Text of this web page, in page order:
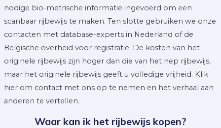
nodige bio-metrische informatie ingevoerd om een
scanbaar rijbewijs te maken. Ten slotte gebruiken we onze
contacten met database-experts in Nederland of de
Belgische overheid voor registratie. De kosten van het
originele rijbewijs zijn hoger dan die van het nep rijbewijs,
maar het originele rijbewijs geeft u volledige vrijheid. Klik
hier om contact met ons op te nemen en het verhaal aan
anderen te vertellen.
Waar kan ik het rijbewijs kopen?